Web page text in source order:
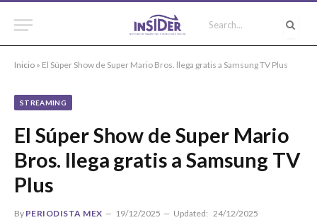
Inicio » El Súper Show de Super Mario Bros. llega gratis a Samsung TV Plus
STREAMING
El Súper Show de Super Mario
Bros. llega gratis a Samsung TV
Plus
By PERIODISTA MEX 19/12/2025 Updated: 24/12/2025